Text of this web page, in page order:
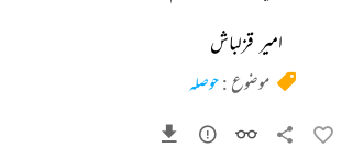
امیر قزلباش
موضوع :حوصلہ